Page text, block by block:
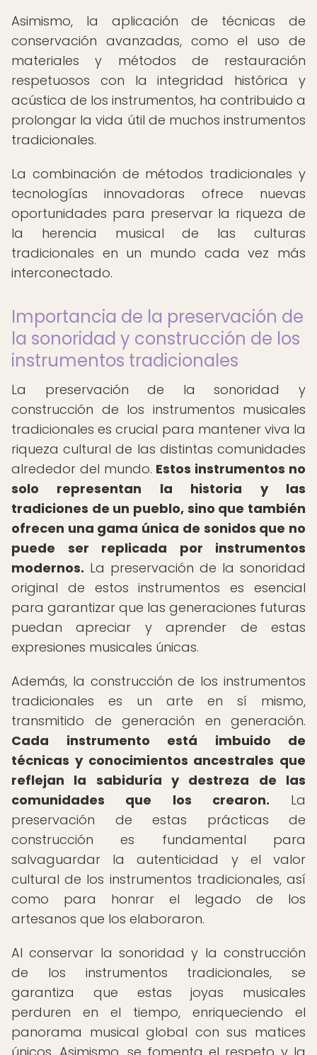
Asimismo, la aplicación de técnicas de
conservación avanzadas, como el uso de
materiales y métodos de restauración
respetuosos con la integridad histórica y
acústica de los instrumentos, ha contribuido a
prolongar la vida útil de muchos instrumentos
tradicionales.
La combinación de métodos tradicionales y
tecnologías innovadoras ofrece nuevas
oportunidades para preservar la riqueza de
la herencia musical de las culturas
tradicionales en un mundo cada vez más
interconectado.
Importancia de la preservación de
la sonoridad y construcción de los
instrumentos tradicionales
La preservación de la sonoridad y
construcción de los instrumentos musicales
tradicionales es crucial para mantener viva la
riqueza cultural de las distintas comunidades
alrededor del mundo. Estos instrumentos no
solo representan la historia y las
tradiciones de un pueblo, sino que también
ofrecen una gama única de sonidos que no
puede ser replicada por instrumentos
modernos. La preservación de la sonoridad
original de estos instrumentos es esencial
para garantizar que las generaciones futuras
puedan apreciar y aprender de estas
expresiones musicales únicas.
Además, la construcción de los instrumentos
tradicionales es un arte en sí mismo,
transmitido de generación en generación.
Cada instrumento está imbuido de
técnicas y conocimientos ancestrales que
reflejan la sabiduría y destreza de las
comunidades que los crearon. La
preservación de estas prácticas de
construcción es fundamental para
salvaguardar la autenticidad y el valor
cultural de los instrumentos tradicionales, así
como para honrar el legado de los
artesanos que los elaboraron.
Al conservar la sonoridad y la construcción
de los instrumentos tradicionales, se
garantiza que estas joyas musicales
perduren en el tiempo, enriqueciendo el
panorama musical global con sus matices